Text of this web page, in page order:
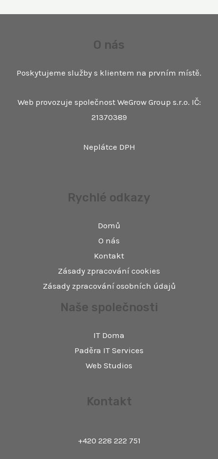
O nás
Poskytujeme služby s klientem na prvním místě.
Web provozuje společnost WeGrow Group s.r.o. IČ:
21370389
Neplátce DPH
Rychlé odkazy
Domů
O nás
Kontakt
Zásady zpracování cookies
Zásady zpracování osobních údajů
Naše společnosti
IT Doma
Paděra IT Services
Web Studios
Kontakt
+420 228 222 751